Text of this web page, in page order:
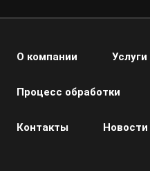
О компании
Процесс обработки
Контакты Новости